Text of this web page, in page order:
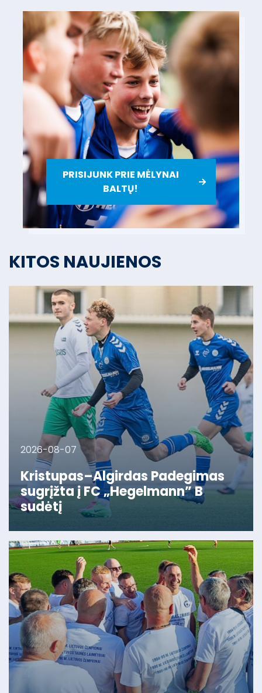
PRISIJUNK PRIE MĖLYNAI
BALTŲ!
KITOS NAUJIENOS
2026-08-07
Kristupas–Algirdas Padegimas
sugrįžta į FC „Hegelmann” B
sudėtį